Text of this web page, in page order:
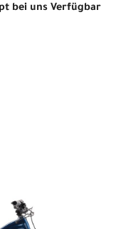
bei uns Verfügbar